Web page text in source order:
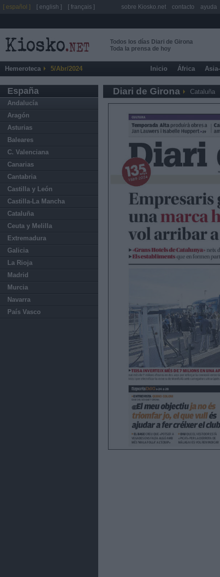
Todos los días Diari de Girona
Toda la prensa de hoy
Hemeroteca 5/Abr/2024 Inicio África
España
Andalucía
Aragón
Asturias
Baleares
C. Valenciana
Canarias
Cantabria
Castilla y León
Castilla-La Mancha
Cataluña
Ceuta y Melilla
Extremadura
Galicia
La Rioja
Madrid
Murcia
Navarra
País Vasco
Diari de Girona Cataluña
[ español ] [ english ] [ français ] sobre Kiosko.net contacto ayuda